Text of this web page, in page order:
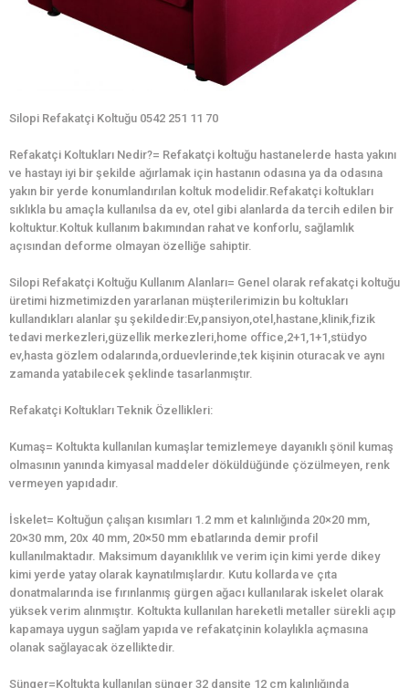
Silopi Refakatçi Koltuğu 0542 251 11 70
Refakatçi Koltukları Nedir?= Refakatçi koltuğu hastanelerde hasta yakını
ve hastayı iyi bir şekilde ağırlamak için hastanın odasına ya da odasına
yakın bir yerde konumlandırılan koltuk modelidir.Refakatçi koltukları
sıklıkla bu amaçla kullanılsa da ev, otel gibi alanlarda da tercih edilen bir
koltuktur.Koltuk kullanım bakımından rahat ve konforlu, sağlamlık
açısından deforme olmayan özelliğe sahiptir.
Silopi Refakatçi Koltuğu Kullanım Alanları= Genel olarak refakatçi koltuğu
üretimi hizmetimizden yararlanan müşterilerimizin bu koltukları
kullandıkları alanlar şu şekildedir:Ev,pansiyon,otel,hastane,klinik,fizik
tedavi merkezleri,güzellik merkezleri,home office,2+1,1+1,stüdyo
ev,hasta gözlem odalarında,orduevlerinde,tek kişinin oturacak ve aynı
zamanda yatabilecek şeklinde tasarlanmıştır.
Refakatçi Koltukları Teknik Özellikleri:
Kumaş= Koltukta kullanılan kumaşlar temizlemeye dayanıklı şönil kumaş
olmasının yanında kimyasal maddeler döküldüğünde çözülmeyen, renk
vermeyen yapıdadır.
İskelet= Koltuğun çalışan kısımları 1.2 mm et kalınlığında 20×20 mm,
20×30 mm, 20x 40 mm, 20×50 mm ebatlarında demir profil
kullanılmaktadır. Maksimum dayanıklılık ve verim için kimi yerde dikey
kimi yerde yatay olarak kaynatılmışlardır. Kutu kollarda ve çıta
donatmalarında ise fırınlanmış gürgen ağacı kullanılarak iskelet olarak
yüksek verim alınmıştır. Koltukta kullanılan hareketli metaller sürekli açıp
kapamaya uygun sağlam yapıda ve refakatçinin kolaylıkla açmasına
olanak sağlayacak özelliktedir.
Sünger=Koltukta kullanılan sünger 32 dansite 12 cm kalınlığında